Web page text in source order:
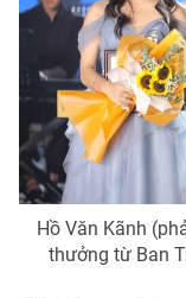
Hồ Văn Kãnh
thưởng từ Ban